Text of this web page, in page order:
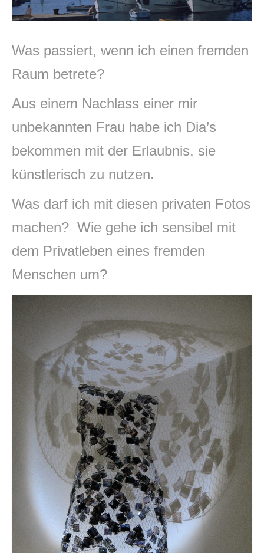
Klangkugel
Alte Schätze neu gestalten
Einen Schatz bewahren
Handwerkswoche Gutenstein
Was passiert, wenn ich einen fremden
Raum betrete?
Aus einem Nachlass einer mir
unbekannten Frau habe ich Dia’s
bekommen mit der Erlaubnis, sie
künstlerisch zu nutzen.
Was darf ich mit diesen privaten Fotos
machen? Wie gehe ich sensibel mit
dem Privatleben eines fremden
Menschen um?